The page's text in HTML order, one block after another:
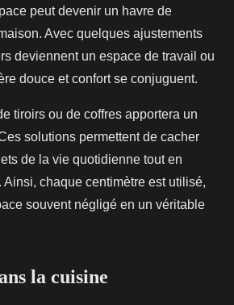
peut devenir un havre de
Avec quelques ajustements
deviennent un espace de travail ou
douce et confort se conjuguent.
tiroirs ou de coffres apportera un
solutions permettent de cacher
de la vie quotidienne tout en
Ainsi, chaque centimètre est utilisé,
souvent négligé en un véritable
la cuisine